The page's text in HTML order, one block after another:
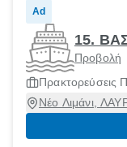
Ad
15.
Προβολή
Πρακτορεύσεις
Νέο Λιμάνι,